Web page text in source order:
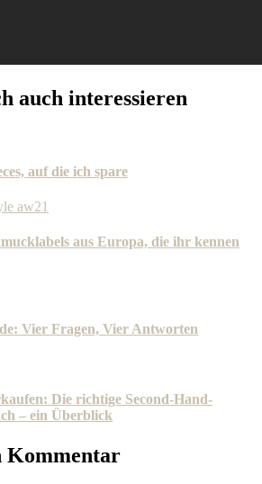
auch interessieren
auf die ich spare
aus Europa, die ihr kennen
Vier Fragen, Vier Antworten
Die richtige Second-Hand-
– ein Überblick
Kommentar